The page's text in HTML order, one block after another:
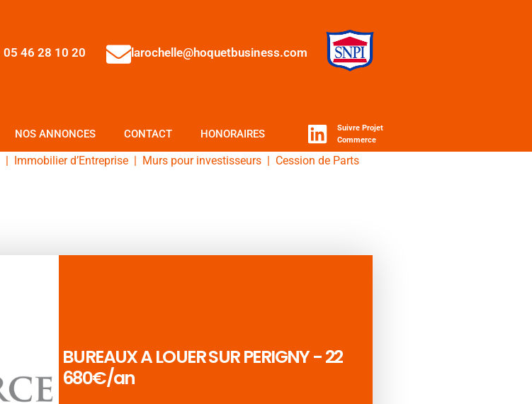
05 46 28 10 20 larochelle@hoquetbusiness.com
NOS ANNONCES CONTACT HONORAIRES
Suivre Projet
Commerce
| Immobilier d’Entreprise | Murs pour investisseurs | Cession de Parts
BUREAUX A LOUER SUR PERIGNY - 22
680€/an